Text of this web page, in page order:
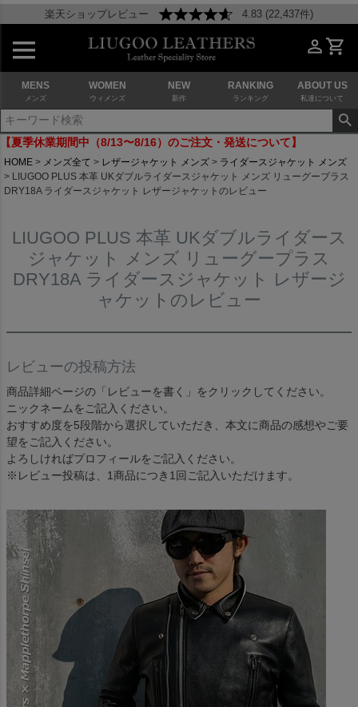
楽天ショップレビュー 4.83 (22,437件)
MENS
メンズ
WOMEN
ウィメンズ
NEW
新作
RANKING
ランキング
ABOUT US
私達について
【夏季休業期間中（8/13〜8/16）のご注文・発送について】
HOME メンズ全て レザージャケット メンズ
ライダースジャケット メンズ
LIUGOO PLUS 本革 UKダブルライダースジャケット メンズ リューグープラス
DRY18A ライダースジャケット レザージャケットのレビュー
LIUGOO PLUS 本革 UKダブルライダース
ジャケット メンズ リューグープラス
DRY18A ライダースジャケット レザージ
ャケットのレビュー
レビューの投稿方法
商品詳細ページの「レビューを書く」をクリックしてください。
ニックネームをご記入ください。
おすすめ度を5段階から選択していただき、本文に商品の感想やご要
望をご記入ください。
よろしければプロフィールをご記入ください。
※レビュー投稿は、1商品につき1回ご記入いただけます。